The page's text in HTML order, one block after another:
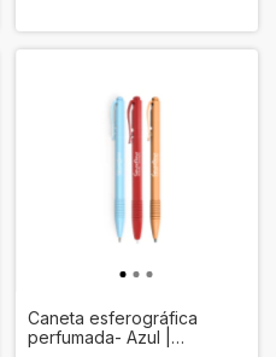
Caneta esferográfica
perfumada- Azul |